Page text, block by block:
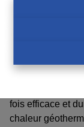
Le quartier
verdoyant.
emplacement
ainsi un confort
fois efficace et
chaleur